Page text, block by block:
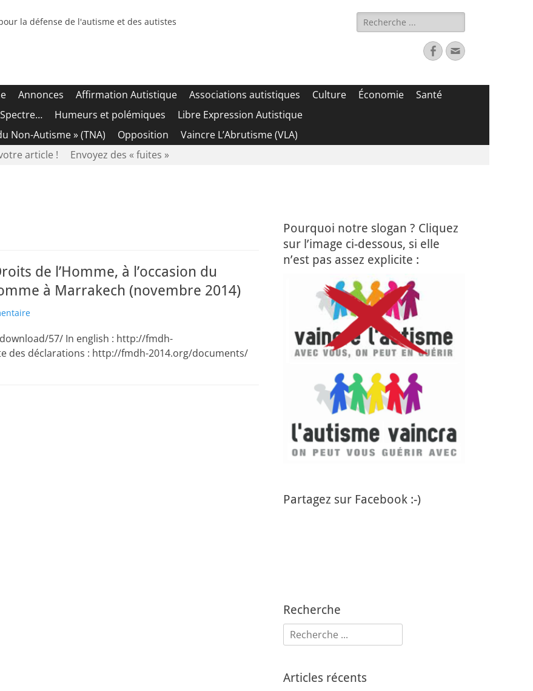
la défense de l'autisme et des autistes Rechercher :
FacebookAdresse
de
Annonces Affirmation Autistique Associations autistiques Culture Économie
Santé
Humeurs et polémiques
Libre Expression Autistique
Non-Autisme » (TNA)
Opposition Vaincre L’Abrutisme (VLA)
article ! Envoyez des « fuites »
de l’Homme, à l’occasion du
à Marrakech (novembre 2014)
57/ In english : http://fmdh-
des déclarations : http://fmdh-2014.org/documents/
Pourquoi notre slogan ? Cliquez
sur l’image ci-dessous, si elle
n’est pas assez explicite :
Partagez sur Facebook :-)
Recherche
Rechercher :
Articles récents